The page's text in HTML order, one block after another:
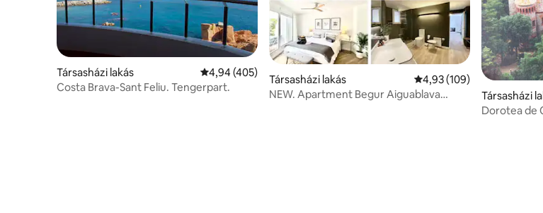
Társasházi lakás Átlagos értékelés: 5/4,94, 405 vélemény
4,94 (405)
Costa Brava-Sant Feliu. Tengerpart.
Társasházi lakás Átlagos értékelés: 5/4,93,
4,93 (109)
NEW. Apartment Begur Aiguablava
Társasházi
Dorotea de